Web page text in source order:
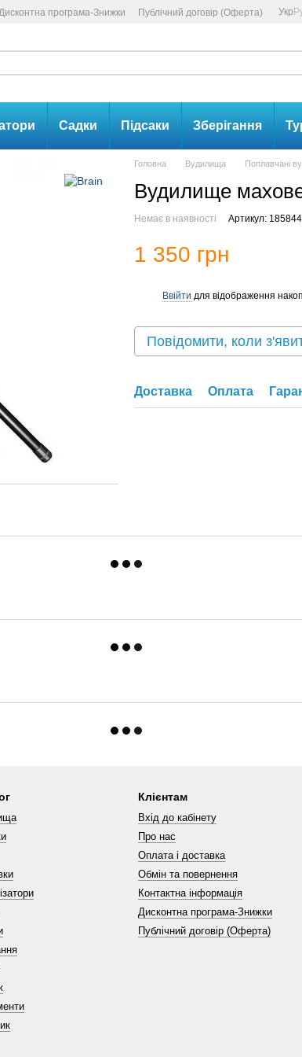
програма-Знижки Публічний договір (Оферта) Укр
Садки Підсаки Зберігання
Головна Вудилища Поплавчані
Вудилище
Немає в наявності Артикул:
1 350 грн
Ввійти для відображення
Повідомити, коли
Доставка Оплата
Клієнтам
Вхід до кабінету
Про нас
Оплата і доставка
Обмін та повернення
Контактна інформація
Дисконтна програма-Знижки
Публічний договір (Оферта)